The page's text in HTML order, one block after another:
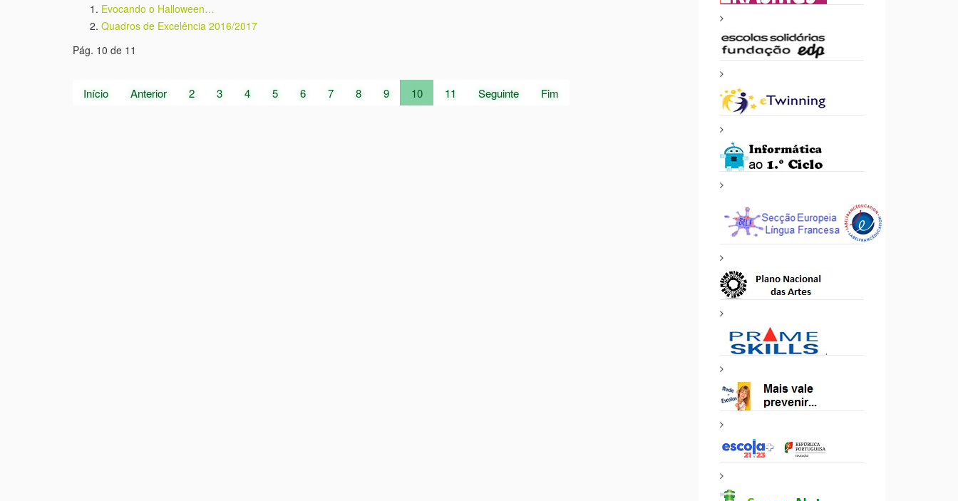
Evocando o Halloween…
Quadros de Excelência 2016/2017
Pág. 10 de 11
Início Anterior 2 3 4 5 6 7 8 9 10 11 Seguinte Fim